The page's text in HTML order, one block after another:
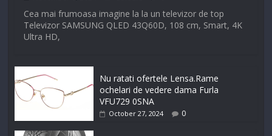
Cea mai frumoasa imagine la la un televizor de top
Televizor SAMSUNG QLED 43Q60D, 108 cm, Smart, 4K
Ultra HD,
Nu ratati ofertele Lensa.Rame
ochelari de vedere dama Furla
VFU729 0SNA
October 27, 2024 0